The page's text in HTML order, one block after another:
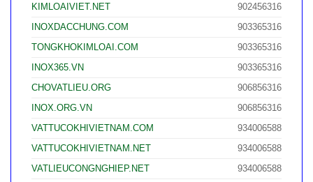
KIMLOAIVIET.NET
902456316
INOXDACCHUNG.COM
903365316
TONGKHOKIMLOAI.COM
903365316
INOX365.VN
903365316
CHOVATLIEU.ORG
906856316
INOX.ORG.VN
906856316
VATTUCOKHIVIETNAM.COM
934006588
VATTUCOKHIVIETNAM.NET
934006588
VATLIEUCONGNGHIEP.NET
934006588